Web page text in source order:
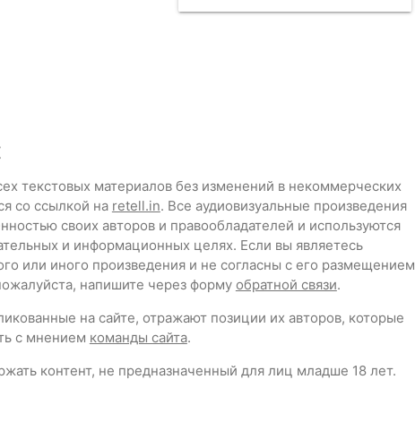
текстовых материалов без изменений в некоммерческих
со ссылкой на retell.in. Все аудиовизуальные произведения
своих авторов и правообладателей и используются
и информационных целях. Если вы являетесь
или иного произведения и не согласны с его размещением
напишите через форму обратной связи.
на сайте, отражают позиции их авторов, которые
с мнением команды сайта.
контент, не предназначенный для лиц младше 18 лет.